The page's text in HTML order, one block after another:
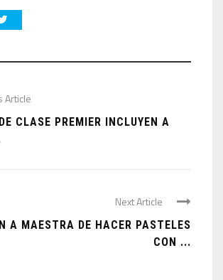
Article
CLASE PREMIER INCLUYEN A
Next Article
A MAESTRA DE HACER PASTELES
CON ...